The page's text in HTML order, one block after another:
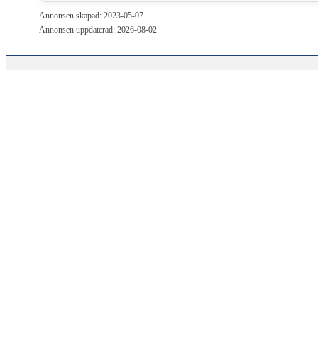
Annonsen skapad: 2023-05-07
Annonsen uppdaterad: 2026-08-02